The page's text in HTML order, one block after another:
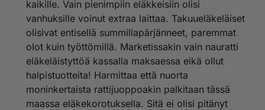
kaikille. Vain pienimpiin eläkkeisiin olisi
vanhuksille voinut extraa laittaa. Takuueläkeläiset
olisivat entisellä summillapärjänneet, paremmat
olot kuin työttömillä. Marketissakin vain nauratti
eläkeläistyttöä kassalla maksaessa eikä ollut
halpistuotteita! Harmittaa että nuorta
moninkertaista rattijuoppoakin palkitaan tässä
maassa eläkekorotuksella. Sitä ei olisi pitänyt